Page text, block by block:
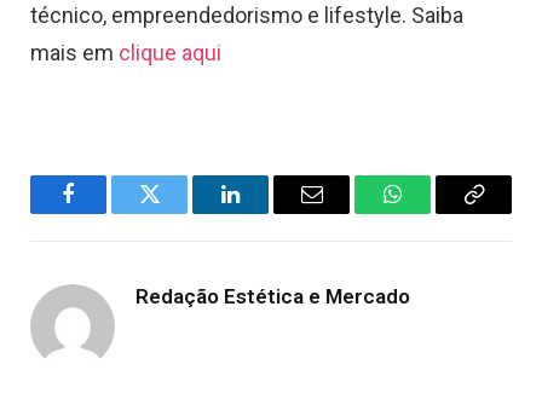
técnico, empreendedorismo e lifestyle. Saiba
mais em clique aqui
FacebookTwitter LinkedInEmail WhatsAppCopy
Redação Estética e Mercado